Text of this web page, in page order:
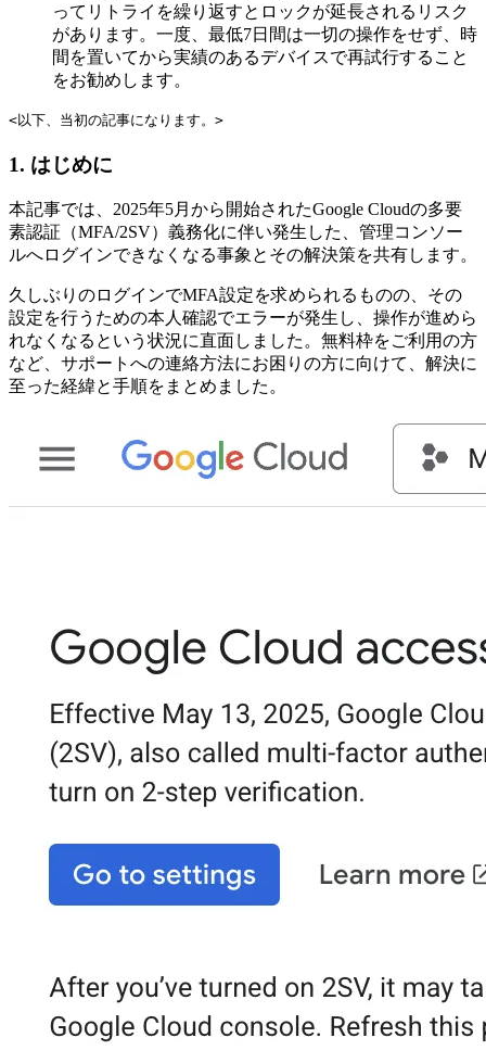
ってリトライを繰り返すとロックが延長されるリスク
があります。一度、最低7日間は一切の操作をせず、時
間を置いてから実績のあるデバイスで再試行すること
をお勧めします。
<以下、当初の記事になります。>
1. はじめに
本記事では、2025年5月から開始されたGoogle Cloudの多要
素認証（MFA/2SV）義務化に伴い発生した、管理コンソー
ルへログインできなくなる事象とその解決策を共有します。
久しぶりのログインでMFA設定を求められるものの、その
設定を行うための本人確認でエラーが発生し、操作が進めら
れなくなるという状況に直面しました。無料枠をご利用の方
など、サポートへの連絡方法にお困りの方に向けて、解決に
至った経緯と手順をまとめました。